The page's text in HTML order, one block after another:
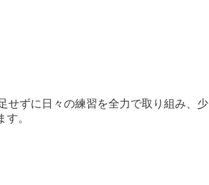
せずに日々の練習を全力で取り組み、少
。